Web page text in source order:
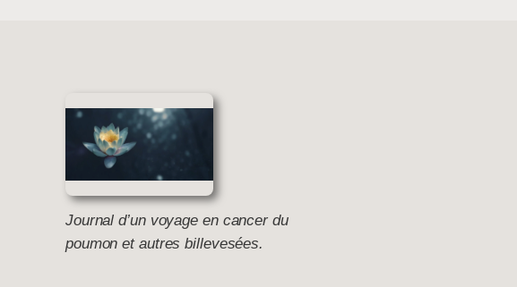
Journal d’un voyage en cancer du
poumon et autres billevesées.